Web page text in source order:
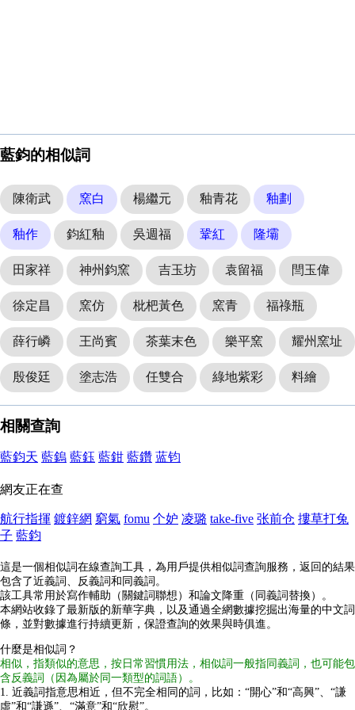
藍鈞的相似詞
陳衛武 窯白 楊繼元 釉青花 釉劃
釉作 鈞紅釉 吳週福 鞏紅 隆壩
田家祥 神州鈞窯 吉玉坊 袁留福 閆玉偉
徐定昌 窯仿 枇杷黃色 窯青 福祿瓶
薛行嶙 王尚賓 茶葉末色 樂平窯 耀州窯址
殷俊廷 塗志浩 任雙合 綠地紫彩 料繪
相關查詢
藍鈞天 藍鎢 藍鈺 藍鉗 藍鑽 蓝钧
網友正在查
航行指揮 鍍鋅網 窮氣 fomu 个妒 凌璐 take-five 张前仓 摟草打兔
子 藍鈞
這是一個相似詞在線查詢工具，為用戶提供相似詞查詢服務，返回的結果
包含了近義詞、反義詞和同義詞。
該工具常用於寫作輔助（關鍵詞聯想）和論文降重（同義詞替換）。
本網站收錄了最新版的新華字典，以及通過全網數據挖掘出海量的中文詞
條，並對數據進行持續更新，保證查詢的效果與時俱進。
什麼是相似詞？
相似，指類似的意思，按日常習慣用法，相似詞一般指同義詞，也可能包
含反義詞（因為屬於同一類型的詞語）。
1. 近義詞指意思相近，但不完全相同的詞，比如：“開心”和“高興”、“謙
虛”和“謙遜”、“滿意”和“欣慰”。